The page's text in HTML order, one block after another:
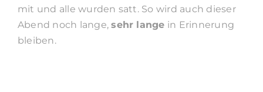
mit und alle wurden satt. So wird auch dieser
Abend noch lange,sehr lange in Erinnerung
bleiben.